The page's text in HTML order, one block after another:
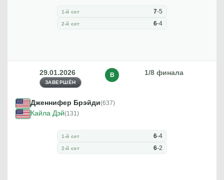
1-й сет 7-5
2-й сет 6-4
29.01.2026
ЗАВЕРШЁН
1/8 финала
В
Дженнифер Брэйди(637)
Кайла Дэй(131)
1-й сет 6-4
2-й сет 6-2